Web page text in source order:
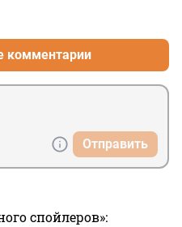
комментарии
Отправить
спойлеров»: